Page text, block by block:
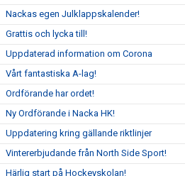
Nackas egen Julklappskalender!
Grattis och lycka till!
Uppdaterad information om Corona
Vårt fantastiska A-lag!
Ordförande har ordet!
Ny Ordförande i Nacka HK!
Uppdatering kring gällande riktlinjer
Vintererbjudande från North Side Sport!
Härlig start på Hockeyskolan!